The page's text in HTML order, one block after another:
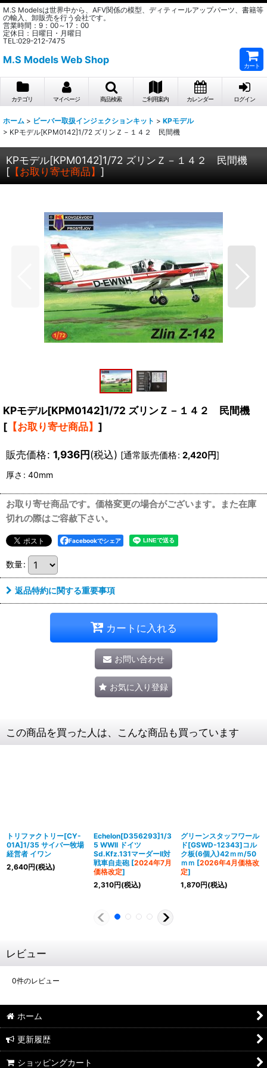
M.S Modelsは世界中から、AFV関係の模型、ディティールアップパーツ、書籍等
の輸入、卸販売を行う会社です。
営業時間：9：00～17：00
定休日：日曜日・月曜日
TEL:029-212-7475
M.S Models Web Shop
カート
カテゴリ マイページ 商品検索 ご利用案内 カレンダー ログイン
ホーム > ビーバー取扱インジェクションキット > KPモデル
> KPモデル[KPM0142]1/72 ズリンＺ－１４２ 民間機
KPモデル[KPM0142]1/72 ズリンＺ－１４２ 民間機
[ 【お取り寄せ商品】 ]
KPモデル[KPM0142]1/72 ズリンＺ－１４２ 民間機
[ 【お取り寄せ商品】 ]
販売価格: 1,936円(税込) [通常販売価格: 2,420円]
厚さ : 40mm
お取り寄せ商品です。価格変更の場合がございます。また在庫
切れの際はご容赦下さい。
Facebookでシェア
数量:
返品特約に関する重要事項
カートに入れる
お問い合わせ
お気に入り登録
この商品を買った人は、こんな商品も買っています
トリファクトリー[CY-
01A]1/35 サイバー牧場
経営者 イワン
2,640円(税込)
Echelon[D356293]1/3
5 WWII ドイツ
Sd.Kfz.131マーダーII対
戦車自走砲 [2024年7月
価格改定]
2,310円(税込)
グリーンスタッフワール
ド[GSWD-12343]コル
ク板(6個入)42ｍｍ/50
ｍｍ [2026年4月価格改
定]
1,870円(税込)
レビュー
0件のレビュー
ホーム
更新履歴
ショッピングカート